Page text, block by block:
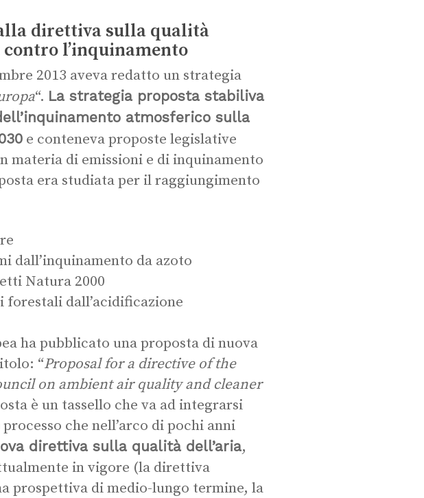
direttiva sulla qualità
contro l’inquinamento
2013 aveva redatto un strategia
“. La strategia proposta stabiliva
atmosferico sulla
e conteneva proposte legislative
materia di emissioni e di inquinamento
era studiata per il raggiungimento
dall’inquinamento da azoto
Natura 2000
forestali dall’acidificazione
ha pubblicato una proposta di nuova
“Proposal for a directive of the
on ambient air quality and cleaner
è un tassello che va ad integrarsi
che nell’arco di pochi anni
direttiva sulla qualità dell’aria,
in vigore (la direttiva
prospettiva di medio-lungo termine, la